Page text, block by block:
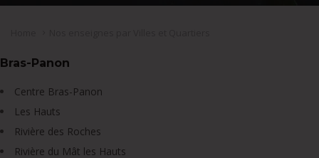
Bras-Panon
Centre Bras-Panon
Les Hauts
Rivière des Roches
Rivière du Mât les Hauts